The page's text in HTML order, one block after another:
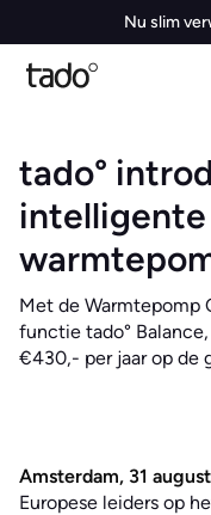
Nu slim
tado°
intelligente
Met de Warmtepomp
functie tado°
€430,- per jaar op de
Amsterdam, 31
Europese leiders op